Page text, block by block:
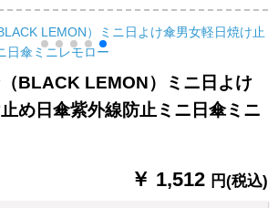
す。二人の傘を振る
ってください。经典
ビジネ伞3311 Eが5つ
折り印紙サーンシェ
ンド1米色55 cm*8 k
BLACK LEMON）ミニ日よけ
め日傘紫外線防止ミニ日傘ミニ
￥ 1,512 円(税込)